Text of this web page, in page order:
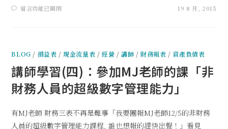
留言功能已關閉 19 8 月, 2015
BLOG / 損益表 /現金流量表 /經營 /講師 /財務報表 /資產負債表
講師學習(四)：參加MJ老師的課「非
財務人員的超級數字管理能力」
有MJ老師 財務三表不再是難事「我要團報MJ老師12/5的非財務
人員的超級數字管理能力課程, 誰也想報的趕快出聲！」看見